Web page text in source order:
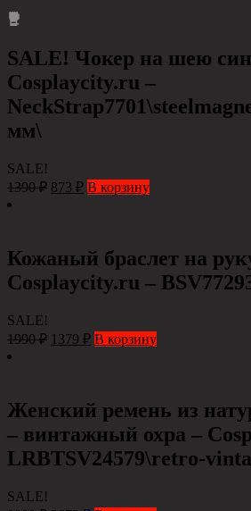
SALE! Чокер на шею
Cosplaycity.ru –
мм\
SALE!
1390₽ 873 ₽ В корзину
Кожаный браслет на
Сosplaycity.ru –
SALE!
1990₽ 1379 ₽ В корзину
Женский ремень из
– винтажный охра –
LRBTSV24579\retro-
SALE!